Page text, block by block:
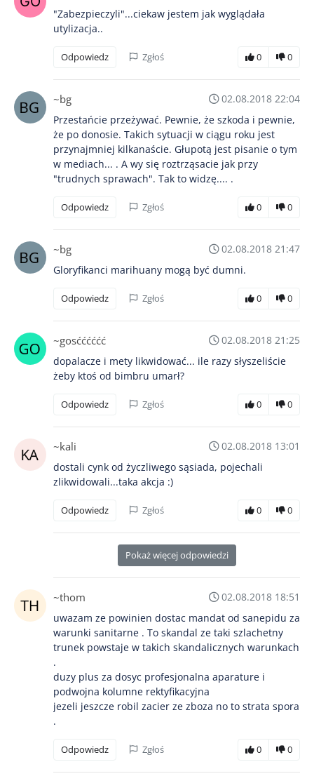
"Zabezpieczyli"...ciekaw jestem jak wyglądała
utylizacja..
Odpowiedz Zgłoś 0 0
~bg
02.08.2018 22:04
Przestańcie przeżywać. Pewnie, że szkoda i pewnie,
że po donosie. Takich sytuacji w ciągu roku jest
przynajmniej kilkanaście. Głupotą jest pisanie o tym
w mediach... . A wy się roztrząsacie jak przy
"trudnych sprawach". Tak to widzę.... .
Odpowiedz Zgłoś 0 0
~bg
02.08.2018 21:47
Gloryfikanci marihuany mogą być dumni.
Odpowiedz Zgłoś 0 0
~gosćććććć
02.08.2018 21:25
dopalacze i mety likwidować... ile razy słyszeliście
żeby ktoś od bimbru umarł?
Odpowiedz Zgłoś 0 0
~kali
02.08.2018 13:01
dostali cynk od życzliwego sąsiada, pojechali
zlikwidowali...taka akcja :)
Odpowiedz Zgłoś 0 0
Pokaż więcej odpowiedzi
~thom
02.08.2018 18:51
uwazam ze powinien dostac mandat od sanepidu za
warunki sanitarne . To skandal ze taki szlachetny
trunek powstaje w takich skandalicznych warunkach
.
duzy plus za dosyc profesjonalna aparature i
podwojna kolumne rektyfikacyjna
jezeli jeszcze robil zacier ze zboza no to strata spora
.
Odpowiedz Zgłoś 0 0